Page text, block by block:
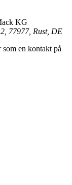
KG
77977, Rust, DE
en kontakt på